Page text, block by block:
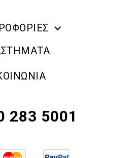
MAKE UP
ΠΡΟΪΟΝΤΩΝ
283 5001